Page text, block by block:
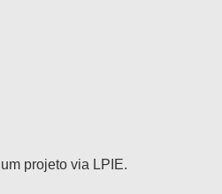
projeto via LPIE.